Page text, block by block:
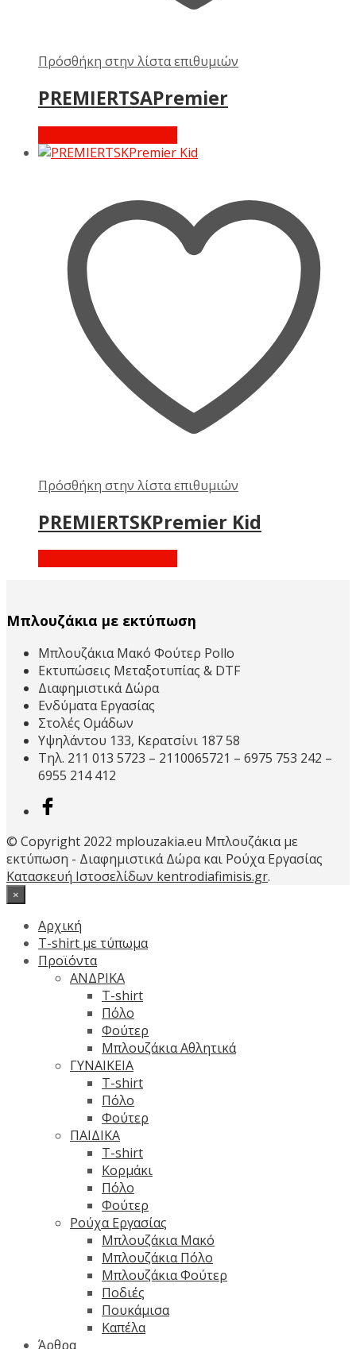
Πρόσθήκη στην λίστα επιθυμιών
PREMIERTSAPremier
Πρόσθήκη στην λίστα επιθυμιών
PREMIERTSKPremier Kid
Μπλουζάκια με εκτύπωση
Μπλουζάκια Μακό Φούτερ Pollo
Εκτυπώσεις Μεταξοτυπίας & DTF
Διαφημιστικά Δώρα
Ενδύματα Εργασίας
Στολές Ομάδων
Υψηλάντου 133, Κερατσίνι 187 58
Τηλ. 211 013 5723 – 2110065721 – 6975 753 242 –
6955 214 412
© Copyright 2022 mplouzakia.eu Μπλουζάκια με
εκτύπωση - Διαφημιστικά Δώρα και Ρούχα Εργασίας
Κατασκευή Ιστοσελίδων kentrodiafimisis.gr.
×
Αρχική
T-shirt με τύπωμα
Προϊόντα
ΑΝΔΡΙΚΑ
T-shirt
Πόλο
Φούτερ
Μπλουζάκια Αθλητικά
ΓΥΝΑΙΚΕΙΑ
T-shirt
Πόλο
Φούτερ
ΠΑΙΔΙΚΑ
T-shirt
Κορμάκι
Πόλο
Φούτερ
Ρούχα Εργασίας
Μπλουζάκια Μακό
Μπλουζάκια Πόλο
Μπλουζάκια Φούτερ
Ποδιές
Πουκάμισα
Καπέλα
Άρθρα